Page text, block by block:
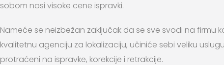
sobom nosi visoke cene ispravki.
Nameće se neizbežan zaključak da se sve svodi na firmu
kvalitetnu agenciju za lokalizaciju, učiniće sebi veliku
protraćeni na ispravke, korekcije i retrakcije.